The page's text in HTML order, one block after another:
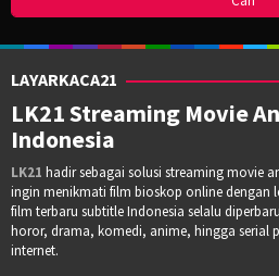
LAYARKACA21
LK21 Streaming Movie
Indonesia
LK21 hadir sebagai solusi streaming movie
ingin menikmati film bioskop online dengan
film terbaru subtitle Indonesia selalu
horor, drama, komedi, anime, hingga serial
internet.